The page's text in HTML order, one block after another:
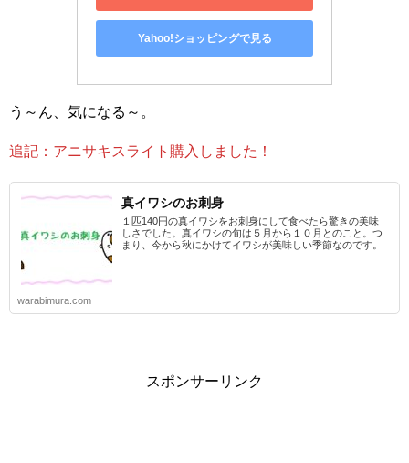
Yahoo!ショッピングで見る
う～ん、気になる～。
追記：アニサキスライト購入しました！
真イワシのお刺身
１匹140円の真イワシをお刺身にして食べたら驚きの美味
しさでした。真イワシの旬は５月から１０月とのこと。つ
まり、今から秋にかけてイワシが美味しい季節なのです。
warabimura.com
スポンサーリンク